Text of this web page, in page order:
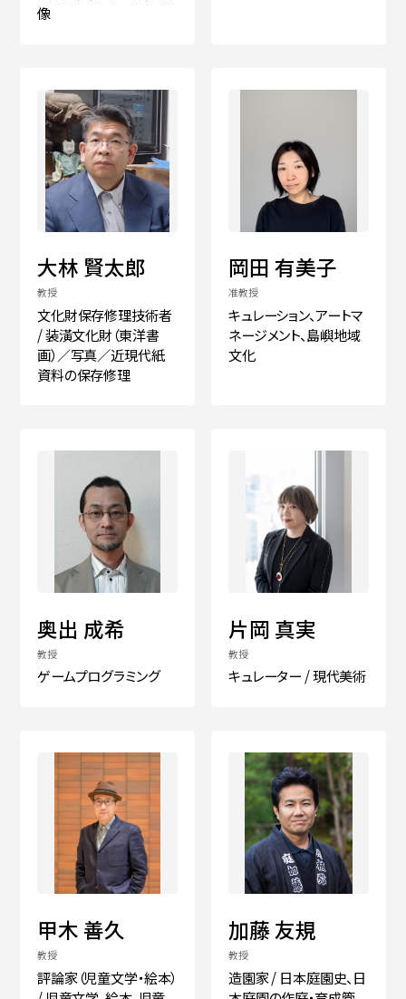
像
大林 賢太郎
教授
文化財保存修理技術者
/ 装潢文化財（東洋書
画）／写真／近現代紙
資料の保存修理
岡田 有美子
准教授
キュレーション、アートマ
ネージメント、島嶼地域
文化
奥出 成希
教授
ゲームプログラミング
片岡 真実
教授
キュレーター / 現代美術
甲木 善久
教授
評論家（児童文学・絵本）
加藤 友規
教授
造園家 / 日本庭園史、日